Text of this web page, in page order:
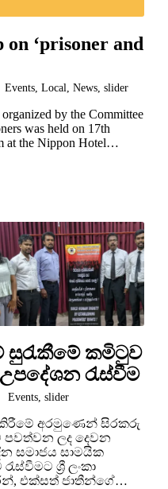
‘prisoner and
Events Local News slider
by the Committee
was held on 17th
at the Nippon Hotel…
කමිටුව
රැස්වීම
Events, slider
අරමුණෙන් සිරකරු
පවත්වන ලද දෙවන
සමාජය සාමයික
ශ්‍රී ලංකා
එක්සත් ජාතීන්ගේ…